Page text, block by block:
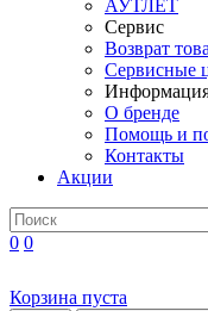
АУТЛЕТ
Сервис
Возврат
Сервисные
О бренде
Помощь и
Контакты
Акции
0 0
Корзина пуста